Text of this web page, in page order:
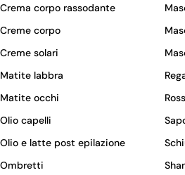
Crema corpo rassodante
Creme corpo
Creme solari
Matite labbra
Matite occhi
Olio capelli
Olio e latte post epilazione
Ombretti